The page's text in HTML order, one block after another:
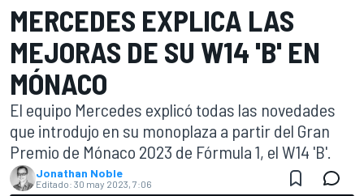
MERCEDES EXPLICA LAS
MEJORAS DE SU W14 'B' EN
MÓNACO
El equipo Mercedes explicó todas las novedades
que introdujo en su monoplaza a partir del Gran
Premio de Mónaco 2023 de Fórmula 1, el W14 'B'.
Jonathan Noble
Editado: 30 may 2023, 7:06